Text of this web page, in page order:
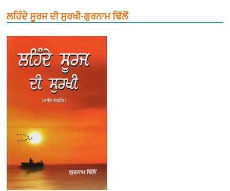
ਲਹਿੰਦੇ ਸੂਰਜ ਦੀ ਸੁਰਖੀ-ਗੁਰਨਾਮ ਢਿੱਲੋਂ